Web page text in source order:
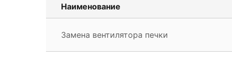
Наименование
Замена вентилятора печки